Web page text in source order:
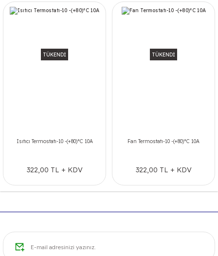
TÜKENDİ
Isıtıcı Termostatı-10 -(+80)°C 10A
322,00 TL + KDV
TÜKENDİ
Fan Termostatı-10 -(+80)°C 10A
322,00 TL + KDV